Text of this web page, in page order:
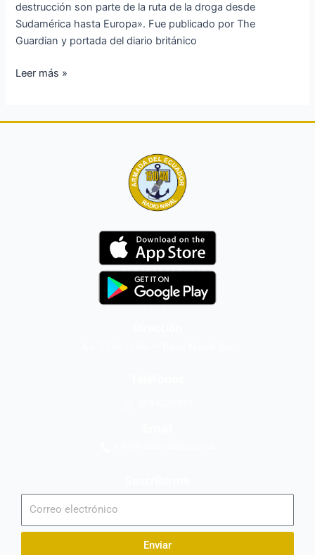
destrucción son parte de la ruta de la droga desde
Sudamérica hasta Europa». Fue publicado por The
Guardian y portada del diario británico
parte
de
la
de
desde
Leer más »
Enviar